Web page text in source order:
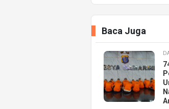
Baca Juga